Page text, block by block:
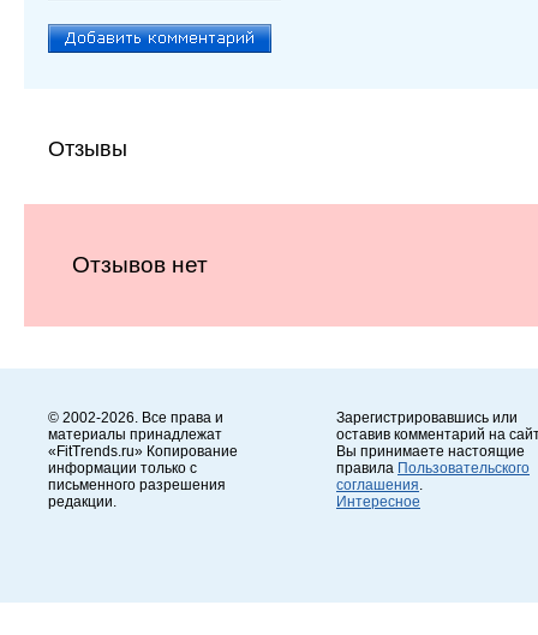
Отзывы
Отзывов нет
© 2002-2026. Все права и
материалы принадлежат
«FitTrends.ru» Копирование
информации только с
письменного разрешения
редакции.
Зарегистрировавшись или
оставив комментарий на
Вы принимаете настоящие
правила Пользовательского
соглашения
Интересное